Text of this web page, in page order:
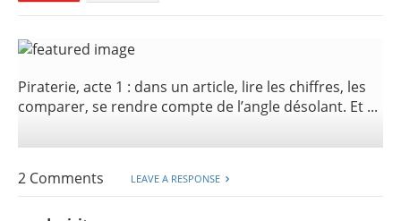
Piraterie, acte 1 : dans un article, lire les chiffres, les
comparer, se rendre compte de l’angle désolant. Et ...
2 Comments LEAVE A RESPONSE